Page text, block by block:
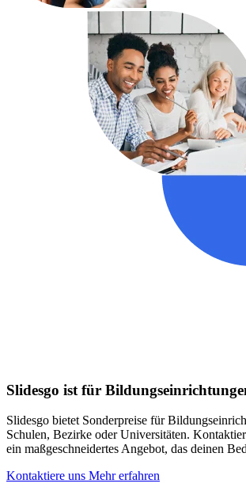
Slidesgo ist für
Slidesgo bietet Sonderpreise für
Schulen, Bezirke oder Universitäten.
ein maßgeschneidertes Angebot, das deinen
Kontaktiere uns Mehr erfahren